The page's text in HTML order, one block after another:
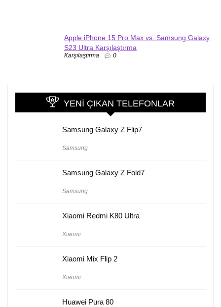
Apple iPhone 15 Pro Max vs. Samsung Galaxy
S23 Ultra Karşılaştırma
Karşılaştırma 0
YENI ÇIKAN TELEFONLAR
Samsung Galaxy Z Flip7
Samsung
Samsung Galaxy Z Fold7
Samsung
Xiaomi Redmi K80 Ultra
Xiaomi
Xiaomi Mix Flip 2
Xiaomi
Huawei Pura 80